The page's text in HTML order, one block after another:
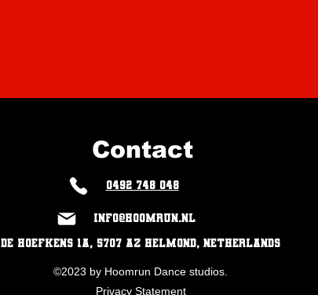
Contact
0492 748 048
info@hoomrun.nl
De Hoefkens 1a, 5707 AZ Helmond, Netherlands
©2023 by Hoomrun Dance studios.
Privacy Statement